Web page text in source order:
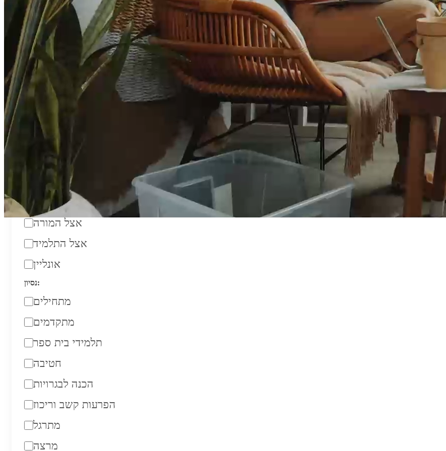
₪200
סוג:
מקום מפגש:
אצל המורה
אצל התלמיד
אונליין
נסיון:
מתחילים
מתקדמים
תלמידי בית ספר
חטיבה
הכנה לבגרויות
הפרעות קשב וריכוז
מתרגל
מרצה